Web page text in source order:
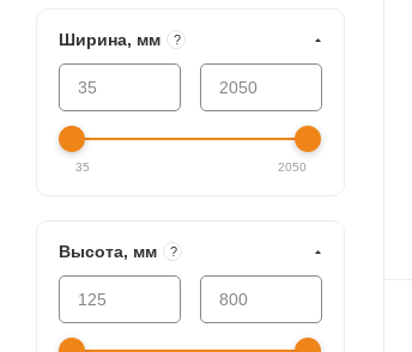
Ширина, мм ?
35 2050
Высота, мм ?